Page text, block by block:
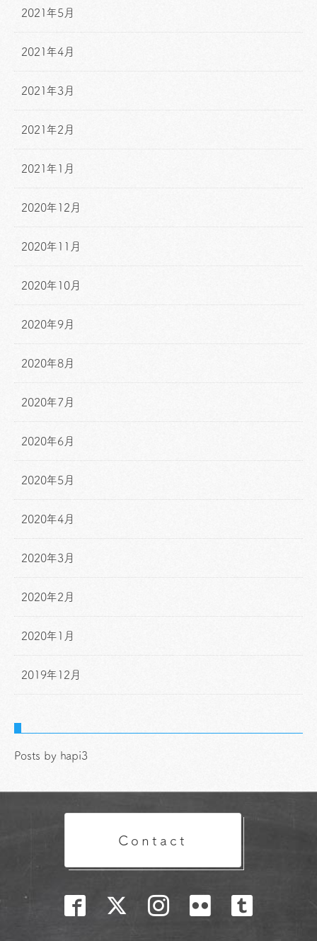
2021年5月
2021年4月
2021年3月
2021年2月
2021年1月
2020年12月
2020年11月
2020年10月
2020年9月
2020年8月
2020年7月
2020年6月
2020年5月
2020年4月
2020年3月
2020年2月
2020年1月
2019年12月
Posts by hapi3
Contact